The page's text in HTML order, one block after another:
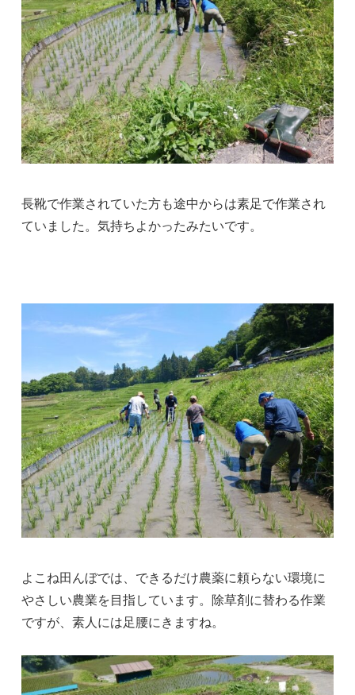
長靴で作業されていた方も途中からは素足で作業され
ていました。気持ちよかったみたいです。
よこね田んぼでは、できるだけ農薬に頼らない環境に
やさしい農業を目指しています。除草剤に替わる作業
ですが、素人には足腰にきますね。